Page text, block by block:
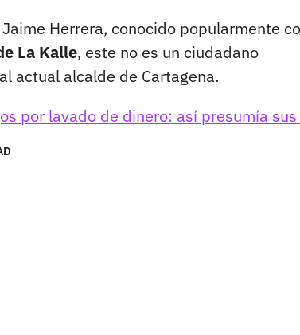
Herrera, conocido popularmente
La Kalle, este no es un ciudadano
actual alcalde de Cartagena.
por lavado de dinero: así presumía